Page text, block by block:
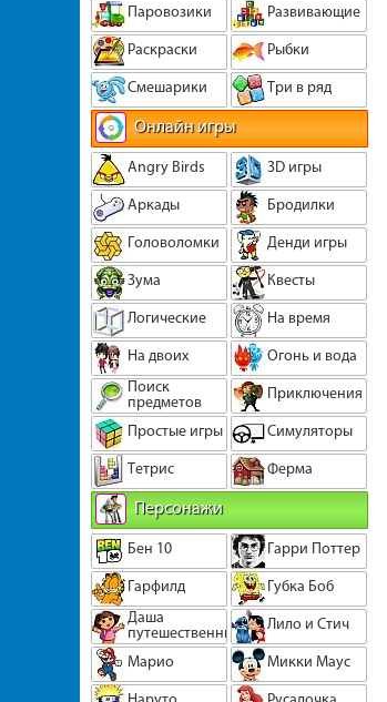
Паровозики
Развивающие
Раскраски
Рыбки
Смешарики
Три в ряд
Онлайн игры
Angry Birds
3D игры
Аркады
Бродилки
Головоломки
Денди игры
Зума
Квесты
Логические
На время
На двоих
Огонь и вода
Поиск
предметов
Приключения
Простые игры
Симуляторы
Тетрис
Ферма
Персонажи
Бен 10
Гарри Поттер
Гарфилд
Губка Боб
Даша
путешественница
Лило и Стич
Марио
Микки Маус